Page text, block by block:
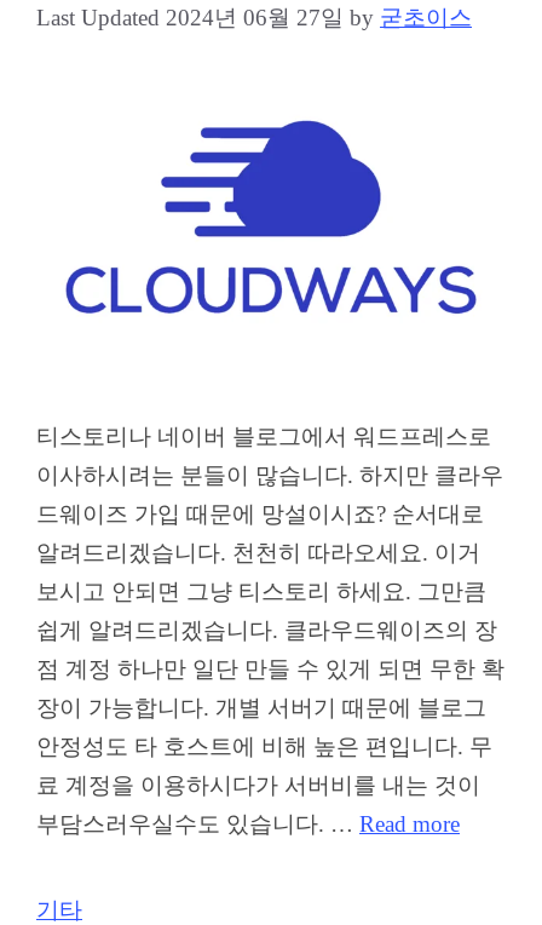
2024년 06월 27일 by 굳초이스
티스토리나 네이버 블로그에서 워드프레스로
이사하시려는 분들이 많습니다. 하지만 클라우
드웨이즈 가입 때문에 망설이시죠? 순서대로
알려드리겠습니다. 천천히 따라오세요. 이거
보시고 안되면 그냥 티스토리 하세요. 그만큼
쉽게 알려드리겠습니다. 클라우드웨이즈의 장
점 계정 하나만 일단 만들 수 있게 되면 무한 확
장이 가능합니다. 개별 서버기 때문에 블로그
안정성도 타 호스트에 비해 높은 편입니다. 무
료 계정을 이용하시다가 서버비를 내는 것이
부담스러우실수도 있습니다. … Read more
Categories
기타